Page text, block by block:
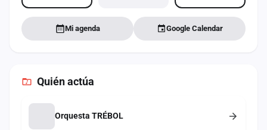
Mi agenda Google Calendar
Quién actúa
Orquesta TRÉBOL